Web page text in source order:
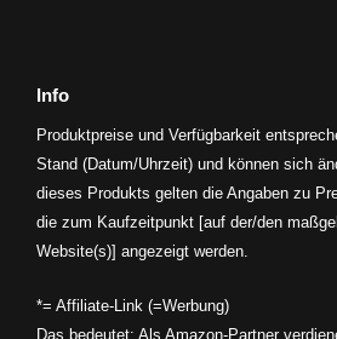
Info
Produktpreise und Verfügbarkeit
Stand (Datum/Uhrzeit) und können sich
dieses Produkts gelten die Angaben zu
die zum Kaufzeitpunkt [auf der/den
Website(s)] angezeigt werden.
*= Affiliate-Link (=Werbung)
Das bedeutet: Als Amazon-Partner